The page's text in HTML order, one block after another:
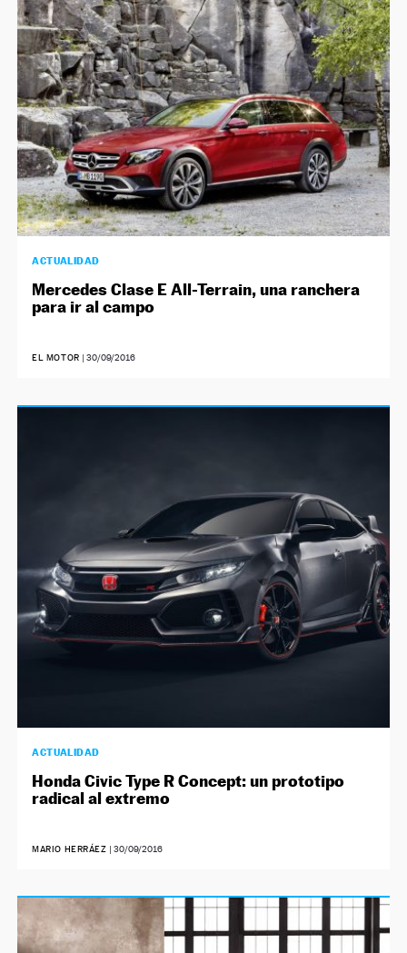
ACTUALIDAD
Mercedes Clase E All-Terrain, una ranchera
para ir al campo
EL MOTOR | 30/09/2016
ACTUALIDAD
Honda Civic Type R Concept: un prototipo
radical al extremo
MARIO HERRÁEZ | 30/09/2016